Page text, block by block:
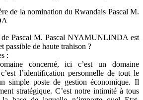
de la nomination du Rwandais Pascal M.
Pascal M. Pascal NYAMUNLINDA est
passible de haute trahison ?
:
concerné, ici c’est un domaine
l’identification personnelle de tout le
simple poste de gestion économique. Il
stratégique. C’est notre intimité à tous